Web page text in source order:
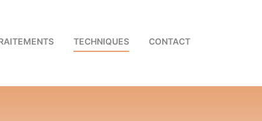
TECHNIQUES CONTACT